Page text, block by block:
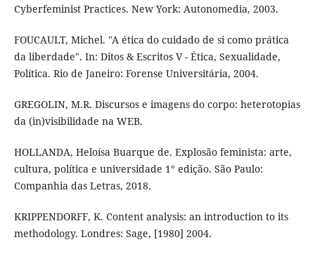
Cyberfeminist Practices. New York: Autonomedia, 2003.
FOUCAULT, Michel. "A ética do cuidado de si como prática
da liberdade". In: Ditos & Escritos V - Ética, Sexualidade,
Política. Rio de Janeiro: Forense Universitária, 2004.
GREGOLIN, M.R. Discursos e imagens do corpo: heterotopias
da (in)visibilidade na WEB.
HOLLANDA, Heloísa Buarque de. Explosão feminista: arte,
cultura, política e universidade 1° edição. São Paulo:
Companhia das Letras, 2018.
KRIPPENDORFF, K. Content analysis: an introduction to its
methodology. Londres: Sage, [1980] 2004.